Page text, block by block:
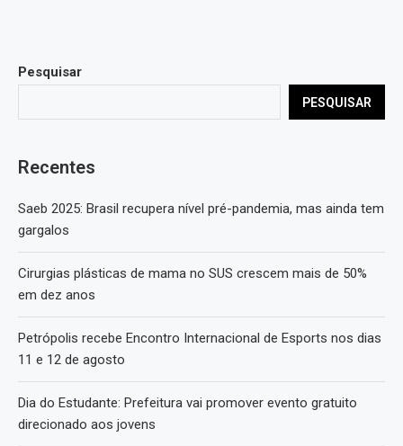
Pesquisar
PESQUISAR
Recentes
Saeb 2025: Brasil recupera nível pré-pandemia, mas ainda tem
gargalos
Cirurgias plásticas de mama no SUS crescem mais de 50%
em dez anos
Petrópolis recebe Encontro Internacional de Esports nos dias
11 e 12 de agosto
Dia do Estudante: Prefeitura vai promover evento gratuito
direcionado aos jovens